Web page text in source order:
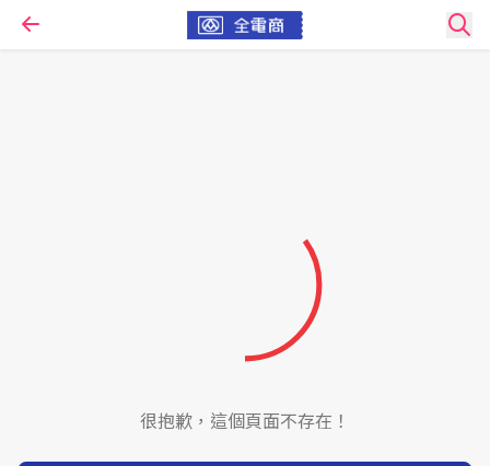
很抱歉，這個頁面不存在！